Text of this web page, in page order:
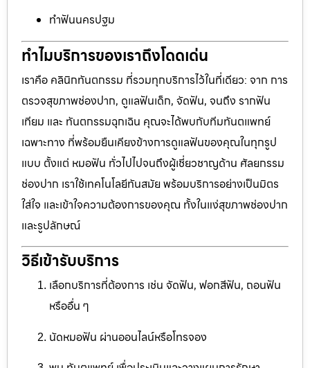
ทำฟันนครปฐม
ทำไมบริการของเราถึงโดดเด่น
เราคือ คลินิกทันตกรรม ที่รวมทุกบริการไว้ในที่เดียว: จาก การ
ตรวจสุขภาพช่องปาก, ดูแลฟันเด็ก, จัดฟัน, จนถึง รากฟัน
เทียม และ ทันตกรรมฉุกเฉิน คุณจะได้พบกับทีมทันตแพทย์
เฉพาะทาง ที่พร้อมยืนเคียงข้างการดูแลฟันของคุณในทุกรูป
แบบ ตั้งแต่ หมอฟัน ทั่วไปไปจนถึงผู้เชี่ยวชาญด้าน ศัลยกรรม
ช่องปาก เราใช้เทคโนโลยีทันสมัย พร้อมบริการอย่างเป็นมิตร
ใส่ใจ และเข้าใจความต้องการของคุณ ทั้งในแง่สุขภาพช่องปาก
และรูปลักษณ์
วิธีเข้ารับบริการ
เลือกบริการที่ต้องการ เช่น จัดฟัน, ฟอกสีฟัน, ถอนฟัน
หรืออื่น ๆ
นัดหมอฟัน ผ่านออนไลน์หรือโทรจอง